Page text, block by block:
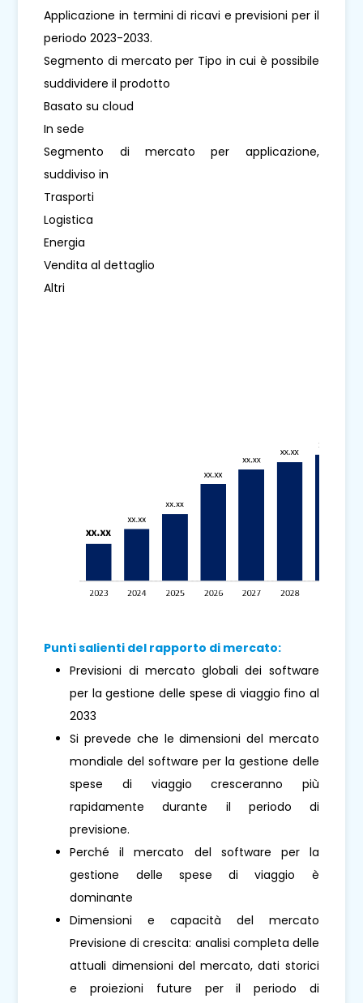
Applicazione in termini di ricavi e previsioni per il
periodo 2023-2033.
Segmento di mercato per Tipo in cui è possibile
suddividere il prodotto
Basato su cloud
In sede
Segmento di mercato per applicazione,
suddiviso in
Trasporti
Logistica
Energia
Vendita al dettaglio
Altri
Punti salienti del rapporto di mercato:
Previsioni di mercato globali dei software
per la gestione delle spese di viaggio fino al
2033
Si prevede che le dimensioni del mercato
mondiale del software per la gestione delle
spese di viaggio cresceranno più
rapidamente durante il periodo di
previsione.
Perché il mercato del software per la
gestione delle spese di viaggio è
dominante
Dimensioni e capacità del mercato
Previsione di crescita: analisi completa delle
attuali dimensioni del mercato, dati storici
e proiezioni future per il periodo di